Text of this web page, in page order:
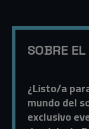
SOBRE
¿Listo/a
mundo del
exclusivo